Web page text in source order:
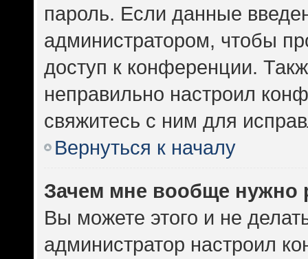
пароль. Если данные
администратором, чтобы
доступ к конференции.
неправильно настроил
свяжитесь с ним для
Вернуться к началу
Зачем мне вообще нужно
Вы можете этого и не
администратор настроил